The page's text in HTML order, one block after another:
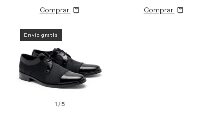
Comprar Comprar
1 /5
Envío gratis